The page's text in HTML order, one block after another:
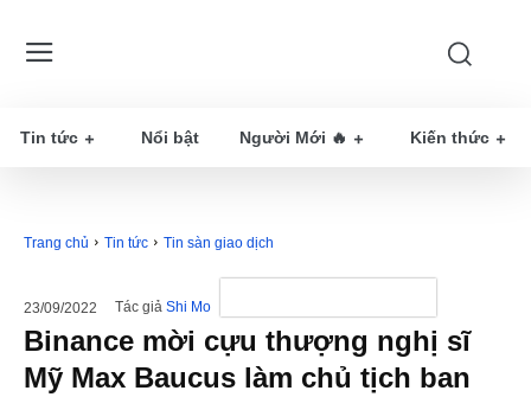
Tin tức Nổi bật Người Mới 🔥 Kiến thức
Trang chủ Tin tức Tin sàn giao dịch
23/09/2022 Tác giả Shi Mo
Binance mời cựu thượng nghị sĩ
Mỹ Max Baucus làm chủ tịch ban